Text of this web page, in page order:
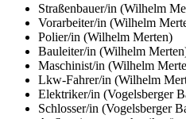
Straßenbauer/in (Wilhelm
Vorarbeiter/in (Wilhelm
Polier/in (Wilhelm Merten)
Bauleiter/in (Wilhelm
Maschinist/in (Wilhelm
Lkw-Fahrer/in (Wilhelm
Elektriker/in (Vogelsberger
Schlosser/in (Vogelsberger